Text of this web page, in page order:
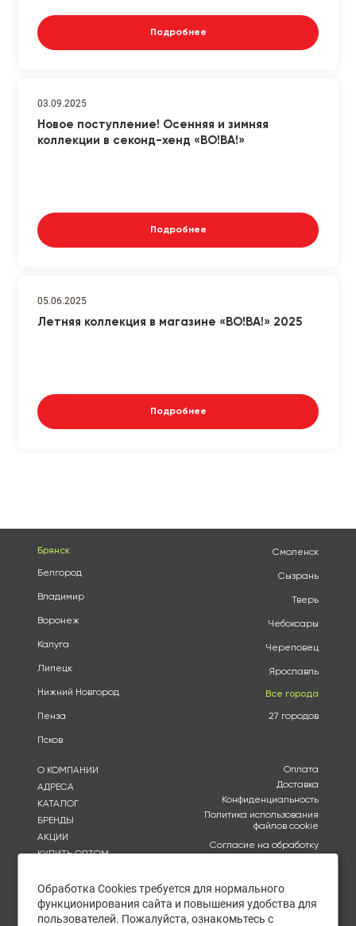
Подробнее
03.09.2025
Новое поступление! Осенняя и зимняя
коллекции в секонд-хенд «ВО!ВА!»
Подробнее
05.06.2025
Летняя коллекция в магазине «ВО!ВА!» 2025
Подробнее
Брянск
Белгород
Владимир
Воронеж
Калуга
Липецк
Нижний Новгород
Пенза
Псков
Смоленск
Сызрань
Тверь
Чебоксары
Череповец
Ярославль
Все города
27 городов
О КОМПАНИИ
АДРЕСА
КАТАЛОГ
БРЕНДЫ
АКЦИИ
КУПИТЬ ОПТОМ
КОНТАКТЫ
Оплата
Доставка
Конфиденциальность
Политика использования
файлов cookie
Согласие на обработку
персональных данных
обработки персональных
Обработка Cookies требуется для нормального
функционирования сайта и повышения удобства для
пользователей. Пожалуйста, ознакомьтесь с